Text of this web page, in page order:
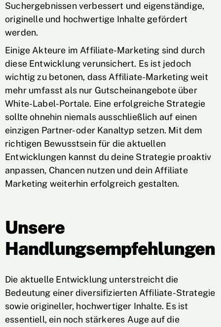
Suchergebnissen verbessert und eigenständige,
originelle und hochwertige Inhalte gefördert
werden.
Einige Akteure im Affiliate-Marketing sind durch
diese Entwicklung verunsichert. Es ist jedoch
wichtig zu betonen, dass Affiliate-Marketing weit
mehr umfasst als nur Gutscheinangebote über
White-Label-Portale. Eine erfolgreiche Strategie
sollte ohnehin niemals ausschließlich auf einen
einzigen Partner- oder Kanaltyp setzen. Mit dem
richtigen Bewusstsein für die aktuellen
Entwicklungen kannst du deine Strategie proaktiv
anpassen, Chancen nutzen und dein Affiliate
Marketing weiterhin erfolgreich gestalten.
Unsere
Handlungsempfehlungen
Die aktuelle Entwicklung unterstreicht die
Bedeutung einer diversifizierten Affiliate-Strategie
sowie origineller, hochwertiger Inhalte. Es ist
essentiell, ein noch stärkeres Auge auf die